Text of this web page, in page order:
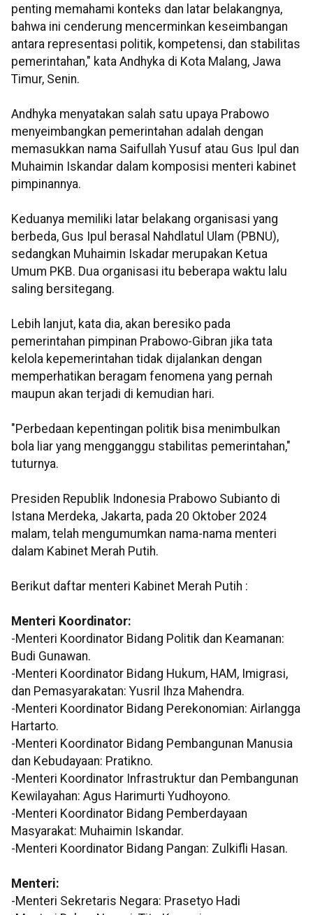
penting memahami konteks dan latar belakangnya,
bahwa ini cenderung mencerminkan keseimbangan
antara representasi politik, kompetensi, dan stabilitas
pemerintahan," kata Andhyka di Kota Malang, Jawa
Timur, Senin.
Andhyka menyatakan salah satu upaya Prabowo
menyeimbangkan pemerintahan adalah dengan
memasukkan nama Saifullah Yusuf atau Gus Ipul dan
Muhaimin Iskandar dalam komposisi menteri kabinet
pimpinannya.
Keduanya memiliki latar belakang organisasi yang
berbeda, Gus Ipul berasal Nahdlatul Ulam (PBNU),
sedangkan Muhaimin Iskadar merupakan Ketua
Umum PKB. Dua organisasi itu beberapa waktu lalu
saling bersitegang.
Lebih lanjut, kata dia, akan beresiko pada
pemerintahan pimpinan Prabowo-Gibran jika tata
kelola kepemerintahan tidak dijalankan dengan
memperhatikan beragam fenomena yang pernah
maupun akan terjadi di kemudian hari.
"Perbedaan kepentingan politik bisa menimbulkan
bola liar yang mengganggu stabilitas pemerintahan,"
tuturnya.
Presiden Republik Indonesia Prabowo Subianto di
Istana Merdeka, Jakarta, pada 20 Oktober 2024
malam, telah mengumumkan nama-nama menteri
dalam Kabinet Merah Putih.
Berikut daftar menteri Kabinet Merah Putih :
Menteri Koordinator:
-Menteri Koordinator Bidang Politik dan Keamanan:
Budi Gunawan.
-Menteri Koordinator Bidang Hukum, HAM, Imigrasi,
dan Pemasyarakatan: Yusril Ihza Mahendra.
-Menteri Koordinator Bidang Perekonomian: Airlangga
Hartarto.
-Menteri Koordinator Bidang Pembangunan Manusia
dan Kebudayaan: Pratikno.
-Menteri Koordinator Infrastruktur dan Pembangunan
Kewilayahan: Agus Harimurti Yudhoyono.
-Menteri Koordinator Bidang Pemberdayaan
Masyarakat: Muhaimin Iskandar.
-Menteri Koordinator Bidang Pangan: Zulkifli Hasan.
Menteri:
-Menteri Sekretaris Negara: Prasetyo Hadi